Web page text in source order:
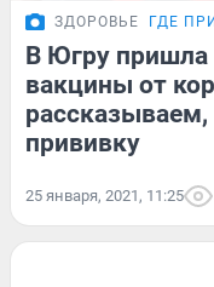
ЗДОРОВЬЕ ГДЕ
В Югру пришла
вакцины от
рассказываем,
прививку
25 января, 2021, 11:25